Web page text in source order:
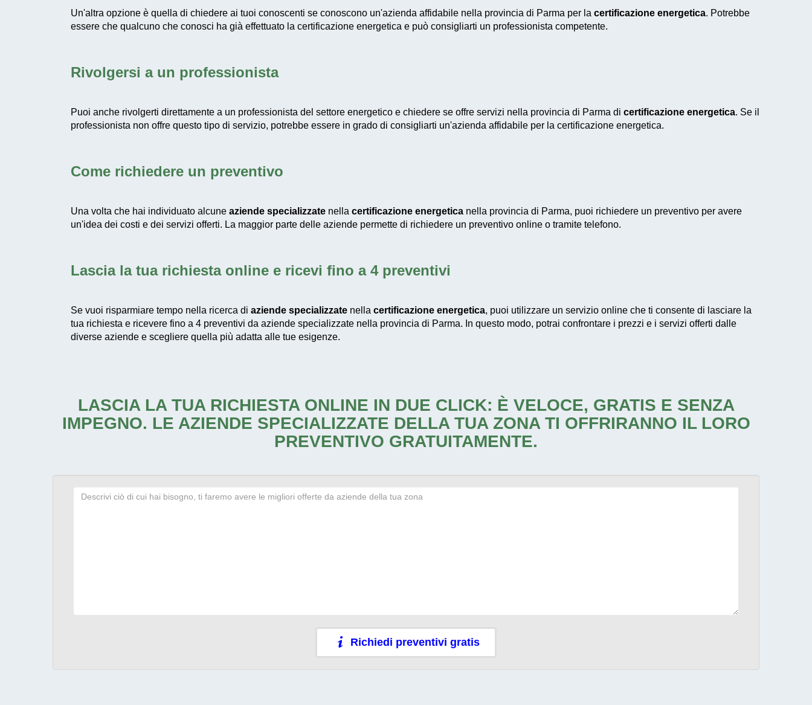
Un'altra opzione è quella di chiedere ai tuoi conoscenti se conoscono un'azienda affidabile nella provincia di Parma per la certificazione energetica. Potrebbe
essere che qualcuno che conosci ha già effettuato la certificazione energetica e può consigliarti un professionista competente.
Rivolgersi a un professionista
Puoi anche rivolgerti direttamente a un professionista del settore energetico e chiedere se offre servizi nella provincia di Parma di certificazione energetica. Se il
professionista non offre questo tipo di servizio, potrebbe essere in grado di consigliarti un'azienda affidabile per la certificazione energetica.
Come richiedere un preventivo
Una volta che hai individuato alcune aziende specializzate nella certificazione energetica nella provincia di Parma, puoi richiedere un preventivo per avere
un'idea dei costi e dei servizi offerti. La maggior parte delle aziende permette di richiedere un preventivo online o tramite telefono.
Lascia la tua richiesta online e ricevi fino a 4 preventivi
Se vuoi risparmiare tempo nella ricerca di aziende specializzate nella certificazione energetica, puoi utilizzare un servizio online che ti consente di lasciare la
tua richiesta e ricevere fino a 4 preventivi da aziende specializzate nella provincia di Parma. In questo modo, potrai confrontare i prezzi e i servizi offerti dalle
diverse aziende e scegliere quella più adatta alle tue esigenze.
LASCIA LA TUA RICHIESTA ONLINE IN DUE CLICK: È VELOCE, GRATIS E SENZA
IMPEGNO. LE AZIENDE SPECIALIZZATE DELLA TUA ZONA TI OFFRIRANNO IL LORO
PREVENTIVO GRATUITAMENTE.
Richiedi preventivi gratis